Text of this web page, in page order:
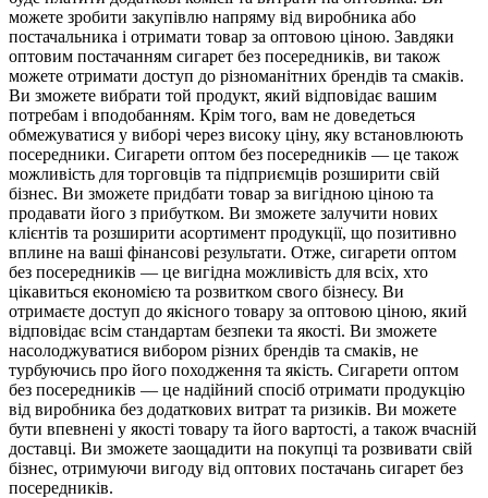
можете зробити закупівлю напряму від виробника або
постачальника і отримати товар за оптовою ціною. Завдяки
оптовим постачанням сигарет без посередників, ви також
можете отримати доступ до різноманітних брендів та смаків.
Ви зможете вибрати той продукт, який відповідає вашим
потребам і вподобанням. Крім того, вам не доведеться
обмежуватися у виборі через високу ціну, яку встановлюють
посередники. Сигарети оптом без посередників — це також
можливість для торговців та підприємців розширити свій
бізнес. Ви зможете придбати товар за вигідною ціною та
продавати його з прибутком. Ви зможете залучити нових
клієнтів та розширити асортимент продукції, що позитивно
вплине на ваші фінансові результати. Отже, сигарети оптом
без посередників — це вигідна можливість для всіх, хто
цікавиться економією та розвитком свого бізнесу. Ви
отримаєте доступ до якісного товару за оптовою ціною, який
відповідає всім стандартам безпеки та якості. Ви зможете
насолоджуватися вибором різних брендів та смаків, не
турбуючись про його походження та якість. Сигарети оптом
без посередників — це надійний спосіб отримати продукцію
від виробника без додаткових витрат та ризиків. Ви можете
бути впевнені у якості товару та його вартості, а також вчасній
доставці. Ви зможете заощадити на покупці та розвивати свій
бізнес, отримуючи вигоду від оптових постачань сигарет без
посередників.